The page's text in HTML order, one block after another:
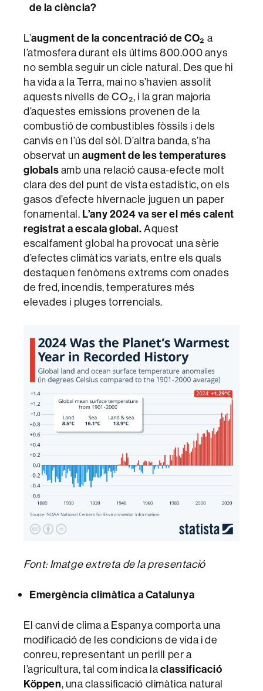
de la ciència?
L’augment de la concentració de CO₂ a
l’atmosfera durant els últims 800.000 anys
no sembla seguir un cicle natural. Des que hi
ha vida a la Terra, mai no s’havien assolit
aquests nivells de CO₂, i la gran majoria
d’aquestes emissions provenen de la
combustió de combustibles fòssils i dels
canvis en l’ús del sòl. D’altra banda, s’ha
observat unaugment de les temperatures
globalsamb una relació causa-efecte molt
clara des del punt de vista estadístic, on els
gasos d’efecte hivernacle juguen un paper
fonamental. L’any 2024 va ser el més calent
registrat a escala global.Aquest
escalfament global ha provocat una sèrie
d’efectes climàtics variats, entre els quals
destaquen fenòmens extrems com onades
de fred, incendis, temperatures més
elevades i pluges torrencials.
Font: Imatge extreta de la presentació
Emergència climàtica a Catalunya
El canvi de clima a Espanya comporta una
modificació de les condicions de vida i de
conreu, representant un perill per a
l’agricultura, tal com indica laclassificació
Köppen, una classificació climàtica natural